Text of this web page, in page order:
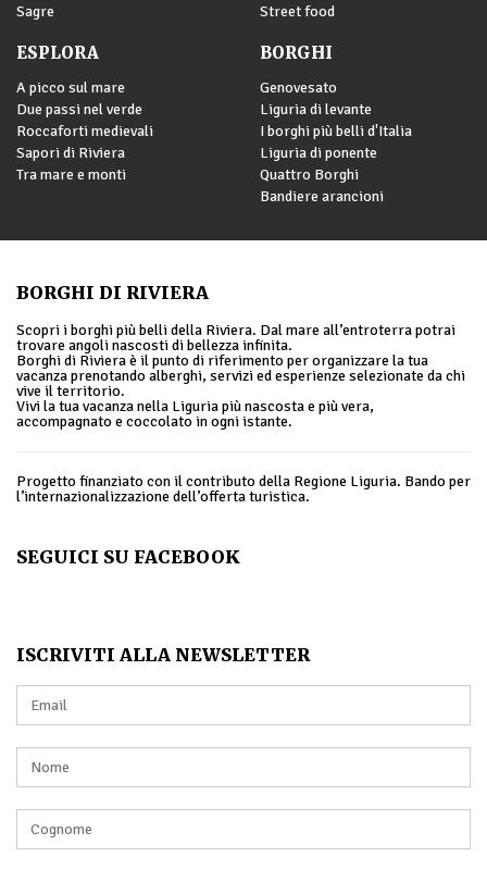
Sagre
Street food
ESPLORA
A picco sul mare
Due passi nel verde
Roccaforti medievali
Sapori di Riviera
Tra mare e monti
BORGHI
Genovesato
Liguria di levante
I borghi più belli d'Italia
Liguria di ponente
Quattro Borghi
Bandiere arancioni
BORGHI DI RIVIERA
Scopri i borghi più belli della Riviera. Dal mare all’entroterra potrai
trovare angoli nascosti di bellezza infinita.
Borghi di Riviera è il punto di riferimento per organizzare la tua
vacanza prenotando alberghi, servizi ed esperienze selezionate da chi
vive il territorio.
Vivi la tua vacanza nella Liguria più nascosta e più vera,
accompagnato e coccolato in ogni istante.
Progetto finanziato con il contributo della Regione Liguria. Bando per
l’internazionalizzazione dell’offerta turistica.
SEGUICI SU FACEBOOK
ISCRIVITI ALLA NEWSLETTER